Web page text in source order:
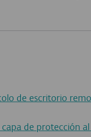
de escritorio
de protección